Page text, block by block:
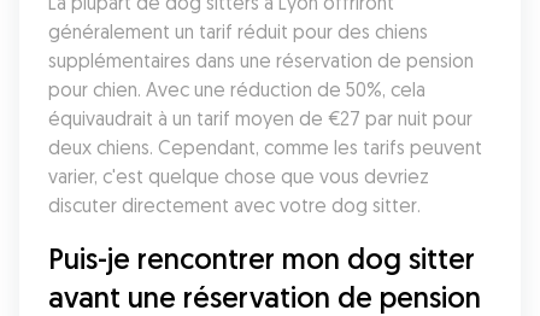
généralement un tarif réduit pour des chiens
supplémentaires dans une réservation de pension
pour chien. Avec une réduction de 50%, cela
équivaudrait à un tarif moyen de €27 par nuit pour
deux chiens. Cependant, comme les tarifs peuvent
varier, c'est quelque chose que vous devriez
discuter directement avec votre dog sitter.
Puis-je rencontrer mon dog sitter
avant une réservation de pension